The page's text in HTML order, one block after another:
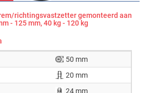
richtingsvastzetter gemonteerd aan
- 125 mm, 40 kg - 120 kg
50 mm
20 mm
24 mm